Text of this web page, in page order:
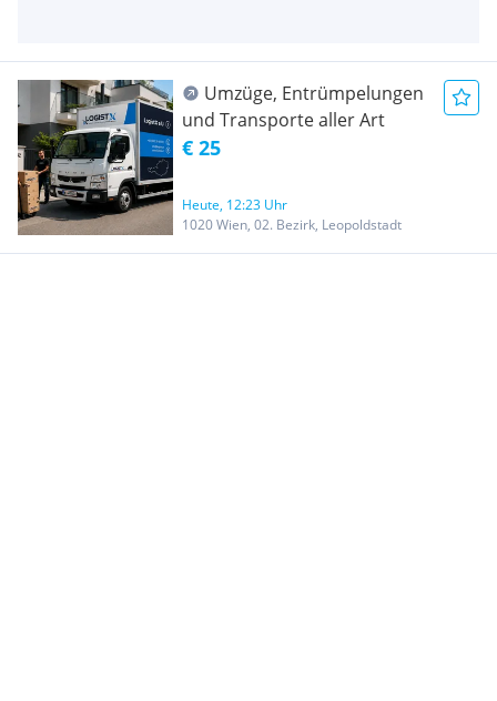
Umzüge, Entrümpelungen
und Transporte aller Art
€ 25
Heute, 12:23 Uhr
1020 Wien, 02. Bezirk, Leopoldstadt